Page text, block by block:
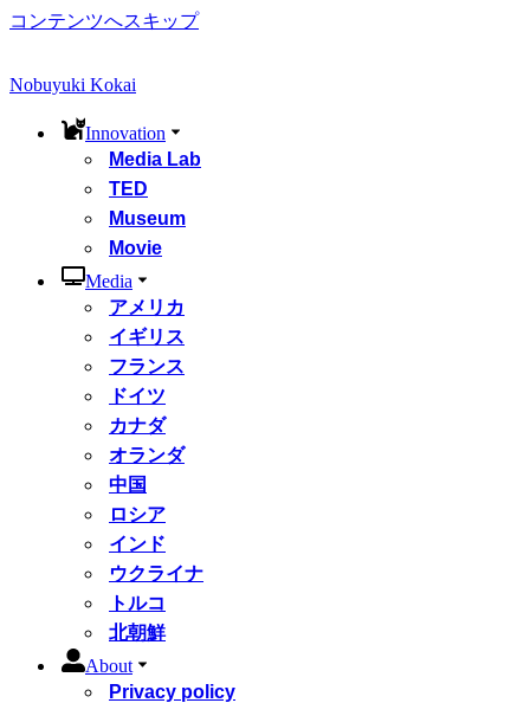
コンテンツへスキップ
Nobuyuki Kokai
Innovation
Media Lab
TED
Museum
Movie
Media
アメリカ
イギリス
フランス
ドイツ
カナダ
オランダ
中国
ロシア
インド
ウクライナ
トルコ
北朝鮮
About
Privacy policy